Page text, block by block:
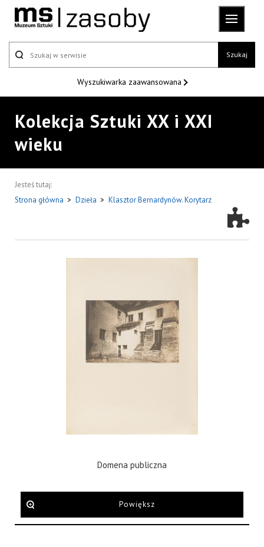
Szukaj
Wyszukiwarka zaawansowana
Kolekcja Sztuki XX i XXI
wieku
Jesteś tutaj:
Strona główna > Dzieła > Klasztor Bernardynów. Korytarz
Domena publiczna
Powiększ